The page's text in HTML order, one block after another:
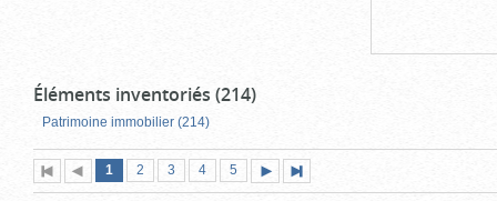
Éléments inventoriés (214)
Patrimoine immobilier (214)
Première
page
Page
précédente
Page
1 (page
actuelle)
Page
2 Page
3 Page
4 Page
5
suivante
page